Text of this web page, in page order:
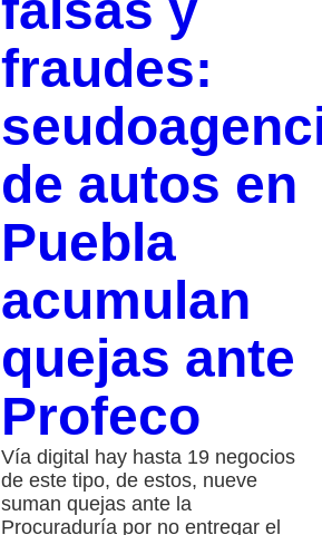
fraudes:
de autos en
Puebla
acumulan
quejas ante
Profeco
Vía digital hay hasta 19 negocios
de este tipo, de estos, nueve
suman quejas ante la
Procuraduría por no entregar el